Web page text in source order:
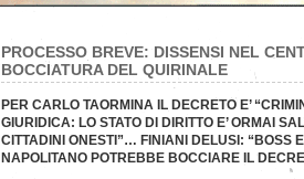
PROCESSO BREVE: DISSENSI NEL
BOCCIATURA DEL QUIRINALE
PER CARLO TAORMINA IL DECRETO E’
GIURIDICA: LO STATO DI DIRITTO E’ ORMAI
CITTADINI ONESTI”… FINIANI DELUSI: “BOSS
NAPOLITANO POTREBBE BOCCIARE IL